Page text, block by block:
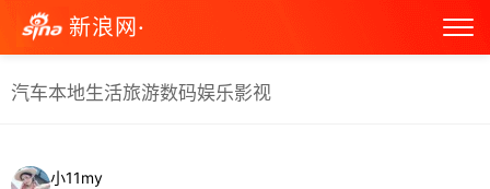
新浪网·
汽车本地生活旅游数码娱乐影视
小11my